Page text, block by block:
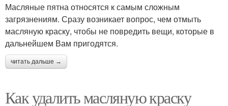
Масляные пятна относятся к самым сложным
загрязнениям. Сразу возникает вопрос, чем отмыть
масляную краску, чтобы не повредить вещи, которые в
дальнейшем Вам пригодятся.
читать дальше →
Как удалить масляную краску